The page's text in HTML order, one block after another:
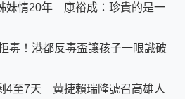
妹情20年 康裕成：珍貴的是一
毒！港都反毒盃讓孩子一眼識破
4至7天 黃捷賴瑞隆號召高雄人